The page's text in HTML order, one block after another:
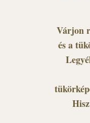
Várjon
és a